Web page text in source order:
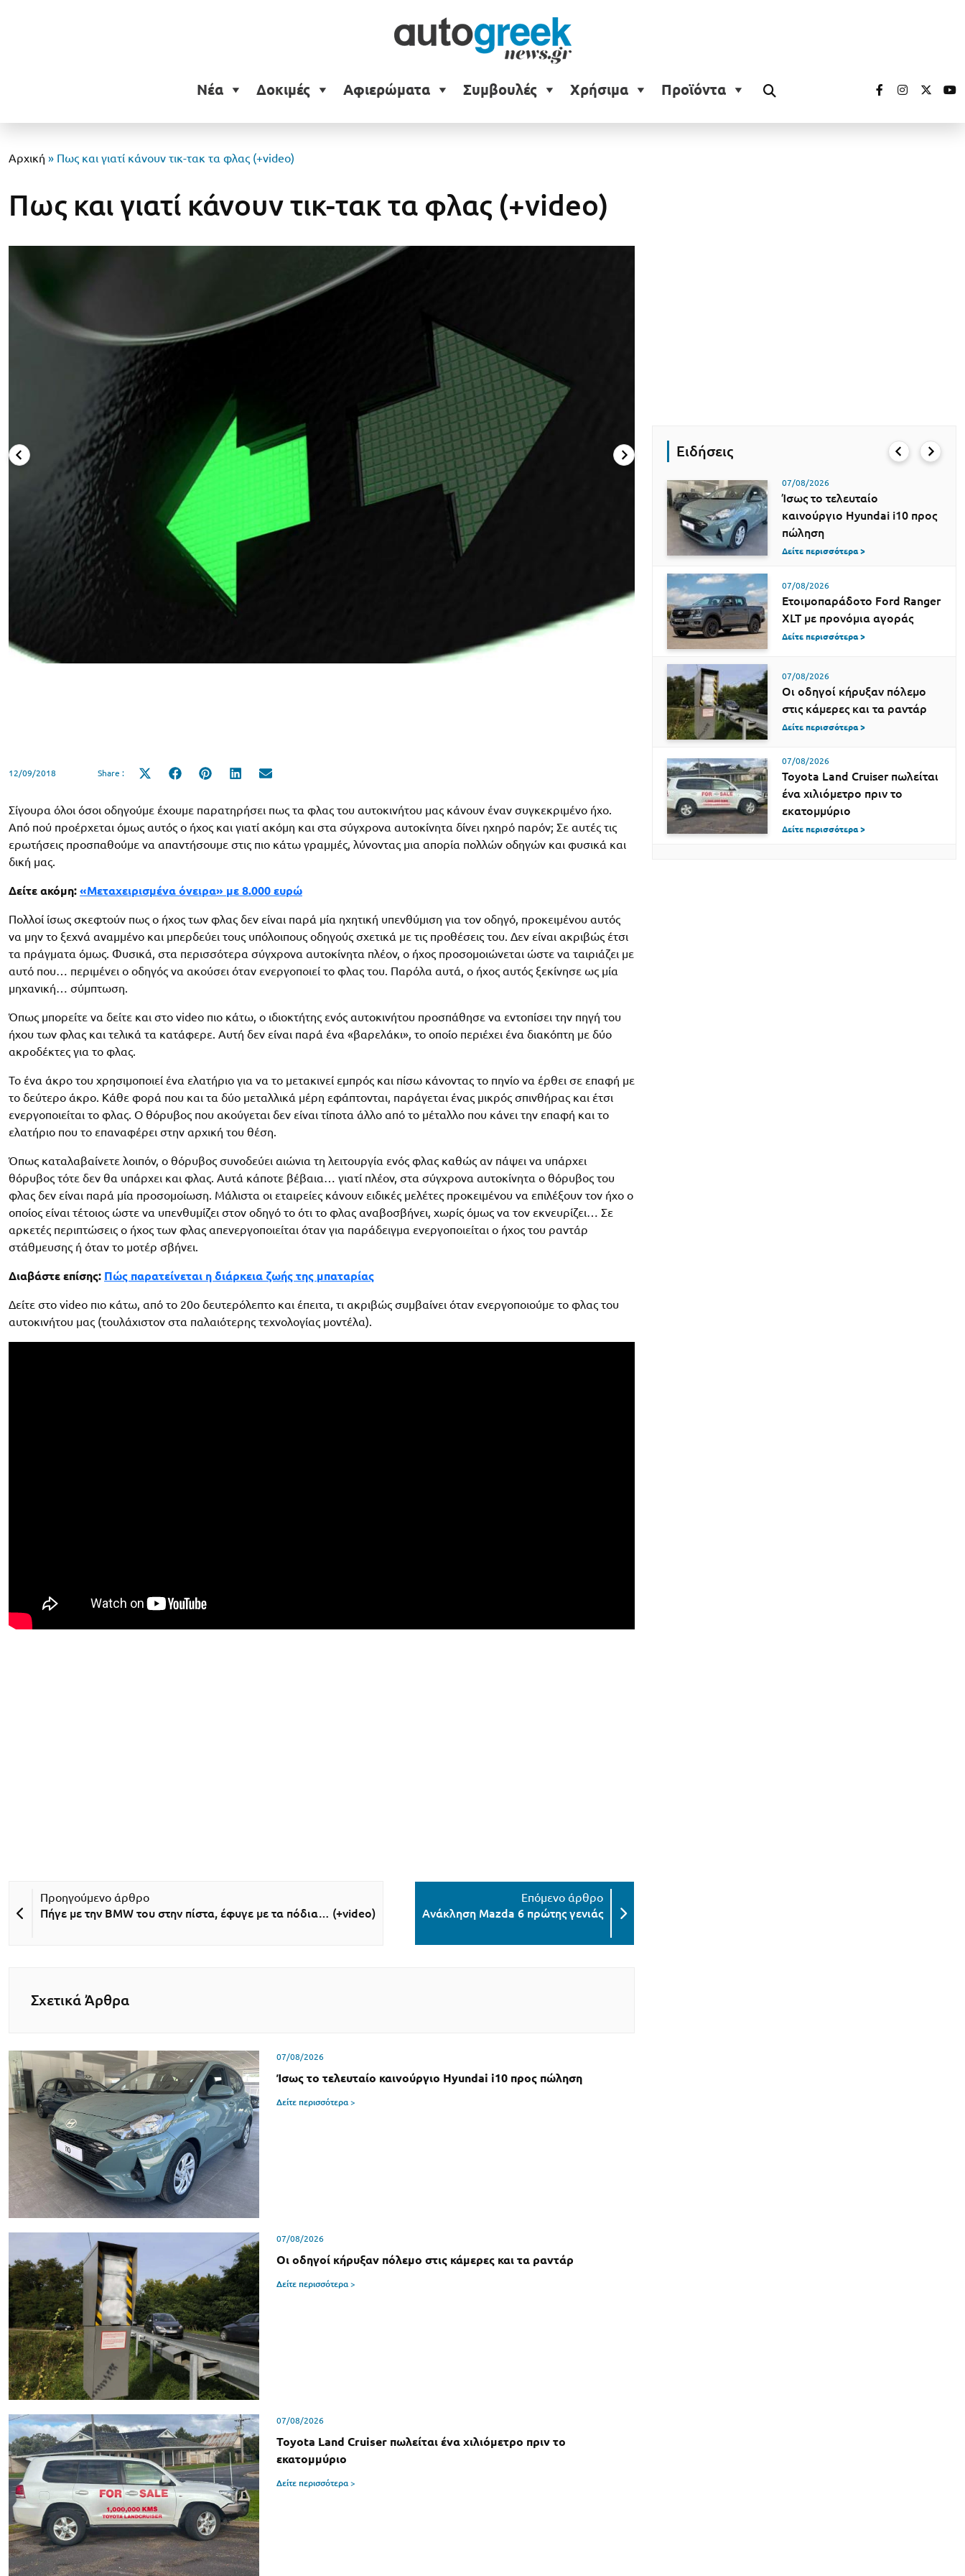
Νέα Δοκιμές Αφιερώματα Συμβουλές Χρήσιμα Προϊόντα
Αρχική » Πως και γιατί κάνουν τικ-τακ τα φλας (+video)
Πως και γιατί κάνουν τικ-τακ τα φλας (+video)
12/09/2018 Share :
Share
Share
Share
Share
Σίγουρα όλοι όσοι οδηγούμε έχουμε παρατηρήσει πως τα φλας του αυτοκινήτου μας κάνουν έναν συγκεκριμένο ήχο.
Από πού προέρχεται όμως αυτός ο ήχος και γιατί ακόμη και στα σύγχρονα αυτοκίνητα δίνει ηχηρό παρόν; Σε αυτές τις
ερωτήσεις προσπαθούμε να απαντήσουμε στις πιο κάτω γραμμές, λύνοντας μια απορία πολλών οδηγών και φυσικά και
δική μας.
Δείτε ακόμη: «Μεταχειρισμένα όνειρα» με 8.000 ευρώ
Πολλοί ίσως σκεφτούν πως ο ήχος των φλας δεν είναι παρά μία ηχητική υπενθύμιση για τον οδηγό, προκειμένου αυτός
να μην το ξεχνά αναμμένο και μπερδεύει τους υπόλοιπους οδηγούς σχετικά με τις προθέσεις του. Δεν είναι ακριβώς έτσι
τα πράγματα όμως. Φυσικά, στα περισσότερα σύγχρονα αυτοκίνητα πλέον, ο ήχος προσομοιώνεται ώστε να ταιριάζει με
αυτό που… περιμένει ο οδηγός να ακούσει όταν ενεργοποιεί το φλας του. Παρόλα αυτά, ο ήχος αυτός ξεκίνησε ως μία
μηχανική… σύμπτωση.
Όπως μπορείτε να δείτε και στο video πιο κάτω, ο ιδιοκτήτης ενός αυτοκινήτου προσπάθησε να εντοπίσει την πηγή του
ήχου των φλας και τελικά τα κατάφερε. Αυτή δεν είναι παρά ένα «βαρελάκι», το οποίο περιέχει ένα διακόπτη με δύο
ακροδέκτες για το φλας.
Το ένα άκρο του χρησιμοποιεί ένα ελατήριο για να το μετακινεί εμπρός και πίσω κάνοντας το πηνίο να έρθει σε επαφή με
το δεύτερο άκρο. Κάθε φορά που και τα δύο μεταλλικά μέρη εφάπτονται, παράγεται ένας μικρός σπινθήρας και έτσι
ενεργοποιείται το φλας. Ο θόρυβος που ακούγεται δεν είναι τίποτα άλλο από το μέταλλο που κάνει την επαφή και το
ελατήριο που το επαναφέρει στην αρχική του θέση.
Όπως καταλαβαίνετε λοιπόν, ο θόρυβος συνοδεύει αιώνια τη λειτουργία ενός φλας καθώς αν πάψει να υπάρχει
θόρυβος τότε δεν θα υπάρχει και φλας. Αυτά κάποτε βέβαια… γιατί πλέον, στα σύγχρονα αυτοκίνητα ο θόρυβος του
φλας δεν είναι παρά μία προσομοίωση. Μάλιστα οι εταιρείες κάνουν ειδικές μελέτες προκειμένου να επιλέξουν τον ήχο ο
οποίος είναι τέτοιος ώστε να υπενθυμίζει στον οδηγό το ότι το φλας αναβοσβήνει, χωρίς όμως να τον εκνευρίζει… Σε
αρκετές περιπτώσεις ο ήχος των φλας απενεργοποιείται όταν για παράδειγμα ενεργοποιείται ο ήχος του ραντάρ
στάθμευσης ή όταν το μοτέρ σβήνει.
Διαβάστε επίσης: Πώς παρατείνεται η διάρκεια ζωής της μπαταρίας
Δείτε στο video πιο κάτω, από το 20ο δευτερόλεπτο και έπειτα, τι ακριβώς συμβαίνει όταν ενεργοποιούμε το φλας του
αυτοκινήτου μας (τουλάχιστον στα παλαιότερης τεχνολογίας μοντέλα).
Πήγε με την BMW του στην πίστα, έφυγε με τα πόδια… (+video) Ανάκληση Mazda 6 πρώτης γενιάς
Σχετικά Άρθρα
07/08/2026
Ίσως το τελευταίο καινούργιο Hyundai i10 προς πώληση
Δείτε περισσότερα >
07/08/2026
Οι οδηγοί κήρυξαν πόλεμο στις κάμερες και τα ραντάρ
Δείτε περισσότερα >
07/08/2026
Toyota Land Cruiser πωλείται ένα χιλιόμετρο πριν το
εκατομμύριο
Δείτε περισσότερα >
Ειδήσεις
07/08/2026
Ίσως το τελευταίο
καινούργιο Hyundai i10 προς
πώληση
Δείτε περισσότερα >
07/08/2026
Ετοιμοπαράδοτο Ford Ranger
XLT με προνόμια αγοράς
Δείτε περισσότερα >
07/08/2026
Οι οδηγοί κήρυξαν πόλεμο
στις κάμερες και τα ραντάρ
Δείτε περισσότερα >
07/08/2026
Toyota Land Cruiser πωλείται
ένα χιλιόμετρο πριν το
εκατομμύριο
Δείτε περισσότερα >